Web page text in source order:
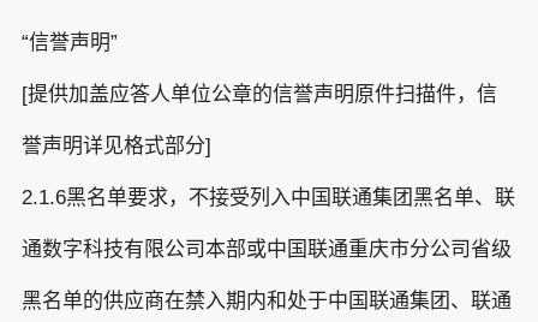
“信誉声明”
[提供加盖应答人单位公章的信誉声明原件扫描件，信
誉声明详见格式部分]
2.1.6黑名单要求，不接受列入中国联通集团黑名单、联
通数字科技有限公司本部或中国联通重庆市分公司省级
黑名单的供应商在禁入期内和处于中国联通集团、联通